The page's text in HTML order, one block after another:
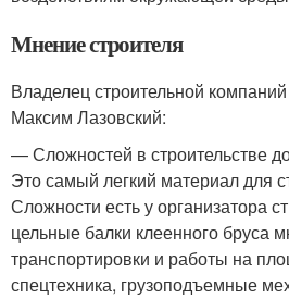
Мнение строителя
Владелец строительной
Максим Лазовский:
— Сложностей в строительстве
Это самый легкий материал для
Сложности есть у организатора
цельные балки клеенного бруса
транспортировки и работы на
спецтехника, грузоподъемные